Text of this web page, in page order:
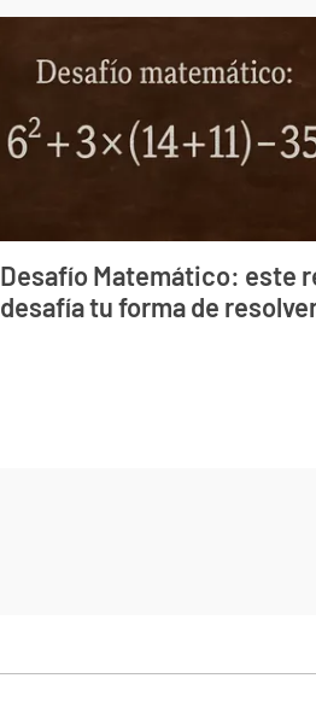
Desafío Matemático: este
desafía tu forma de